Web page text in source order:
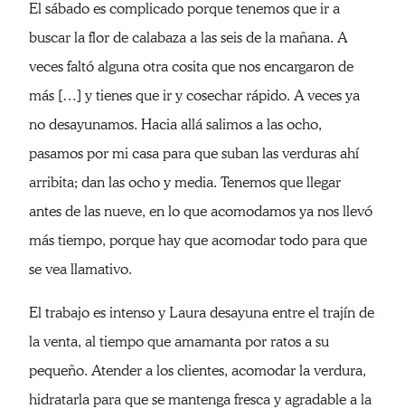
El sábado es complicado porque tenemos que ir a
buscar la flor de calabaza a las seis de la mañana. A
veces faltó alguna otra cosita que nos encargaron de
más […] y tienes que ir y cosechar rápido. A veces ya
no desayunamos. Hacia allá salimos a las ocho,
pasamos por mi casa para que suban las verduras ahí
arribita; dan las ocho y media. Tenemos que llegar
antes de las nueve, en lo que acomodamos ya nos llevó
más tiempo, porque hay que acomodar todo para que
se vea llamativo.
El trabajo es intenso y Laura desayuna entre el trajín de
la venta, al tiempo que amamanta por ratos a su
pequeño. Atender a los clientes, acomodar la verdura,
hidratarla para que se mantenga fresca y agradable a la